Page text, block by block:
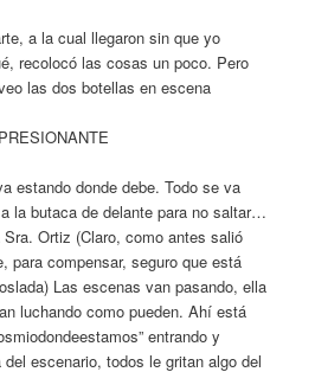
a la cual llegaron sin que yo
recolocó las cosas un poco. Pero
las dos botellas en escena
estando donde debe. Todo se va
la butaca de delante para no saltar…
Ortiz (Claro, como antes salió
para compensar, seguro que está
Las escenas van pasando, ella
luchando como pueden. Ahí está
entrando y
escenario, todos le gritan algo del